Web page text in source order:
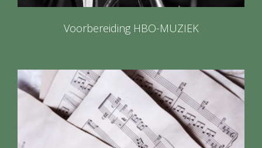
Voorbereiding HBO-MUZIEK